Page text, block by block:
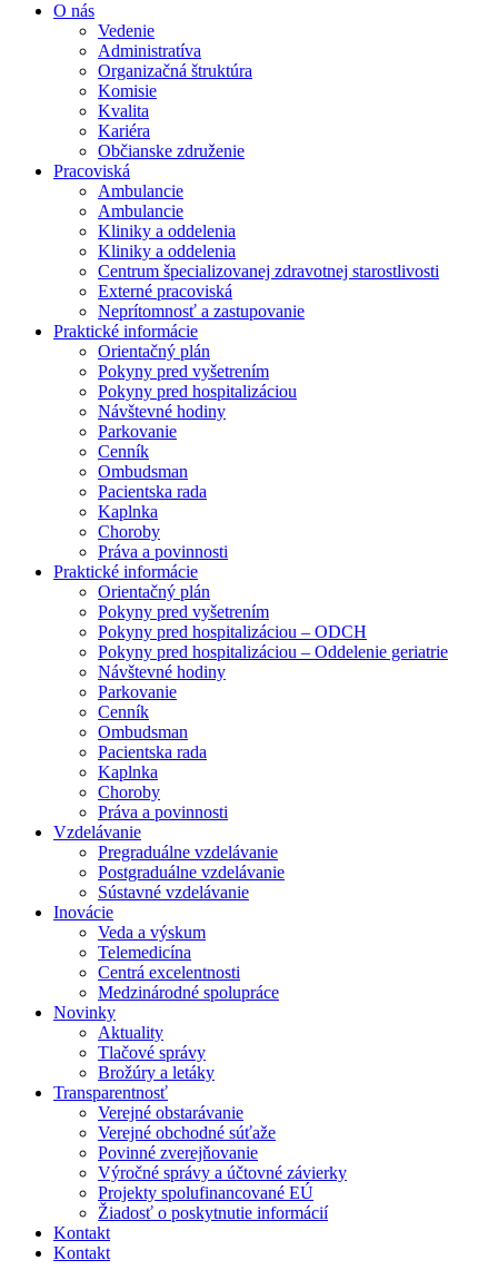
O nás
Vedenie
Administratíva
Organizačná štruktúra
Komisie
Kvalita
Kariéra
Občianske združenie
Pracoviská
Ambulancie
Ambulancie
Kliniky a oddelenia
Kliniky a oddelenia
Centrum špecializovanej zdravotnej starostlivosti
Externé pracoviská
Neprítomnosť a zastupovanie
Praktické informácie
Orientačný plán
Pokyny pred vyšetrením
Pokyny pred hospitalizáciou
Návštevné hodiny
Parkovanie
Cenník
Ombudsman
Pacientska rada
Kaplnka
Choroby
Práva a povinnosti
Praktické informácie
Orientačný plán
Pokyny pred vyšetrením
Pokyny pred hospitalizáciou – ODCH
Pokyny pred hospitalizáciou – Oddelenie geriatrie
Návštevné hodiny
Parkovanie
Cenník
Ombudsman
Pacientska rada
Kaplnka
Choroby
Práva a povinnosti
Vzdelávanie
Pregraduálne vzdelávanie
Postgraduálne vzdelávanie
Sústavné vzdelávanie
Inovácie
Veda a výskum
Telemedicína
Centrá excelentnosti
Medzinárodné spolupráce
Novinky
Aktuality
Tlačové správy
Brožúry a letáky
Transparentnosť
Verejné obstarávanie
Verejné obchodné súťaže
Povinné zverejňovanie
Výročné správy a účtovné závierky
Projekty spolufinancované EÚ
Žiadosť o poskytnutie informácií
Kontakt
Kontakt